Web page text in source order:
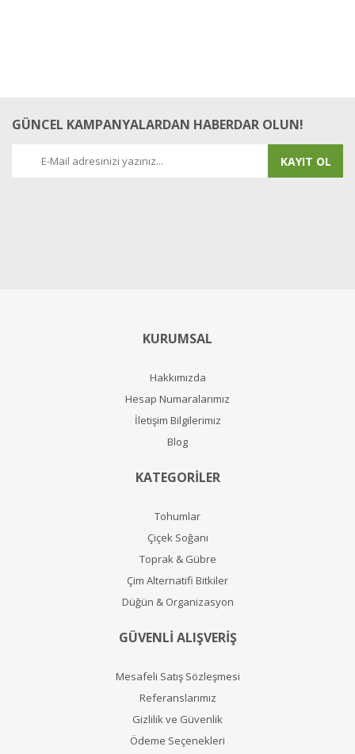
GÜNCEL KAMPANYALARDAN HABERDAR OLUN!
KAYIT OL
KURUMSAL
Hakkımızda
Hesap Numaralarımız
İletişim Bilgilerimiz
Blog
KATEGORİLER
Tohumlar
Çiçek Soğanı
Toprak & Gübre
Çim Alternatifi Bitkiler
Düğün & Organizasyon
GÜVENLİ ALIŞVERİŞ
Mesafeli Satış Sözleşmesi
Referanslarımız
Gizlilik ve Güvenlik
Ödeme Seçenekleri